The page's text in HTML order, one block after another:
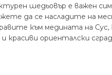
шедьовър е важен
да се насладите на
към медината на
красиви ориенталски